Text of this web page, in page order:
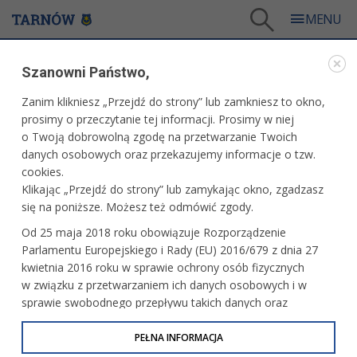
Koncert - Piotr Tarcholik i Tarnowska Orkiestra Kameralna
WARTO ZOBACZYĆ
KONCERT - PIOTR TARCHOLIK I TARNOWSKA
ORKIESTRA KAMERALNA
1 grudnia 2013 r.fot. Paweł Topolski
Szanowni Państwo,
Zanim klikniesz „Przejdź do strony” lub zamkniesz to okno,
prosimy o przeczytanie tej informacji. Prosimy w niej
o Twoją dobrowolną zgodę na przetwarzanie Twoich
danych osobowych oraz przekazujemy informacje o tzw.
cookies.
Klikając „Przejdź do strony” lub zamykając okno, zgadzasz
się na poniższe. Możesz też odmówić zgody.
Od 25 maja 2018 roku obowiązuje Rozporządzenie
Parlamentu Europejskiego i Rady (EU) 2016/679 z dnia 27
kwietnia 2016 roku w sprawie ochrony osób fizycznych
w związku z przetwarzaniem ich danych osobowych i w
sprawie swobodnego przepływu takich danych oraz
uchylenia dyrektywy 95/46/WE (określane jako RODO, GDPR
lub Ogólne Rozporządzenie o Ochronie Danych
PEŁNA INFORMACJA